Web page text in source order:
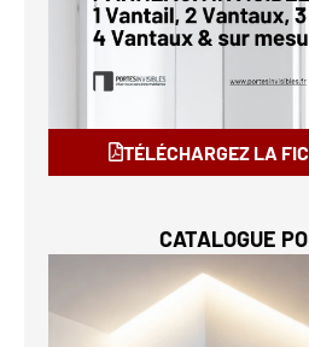
TÉLÉCHARGEZ LA
CATALOGUE